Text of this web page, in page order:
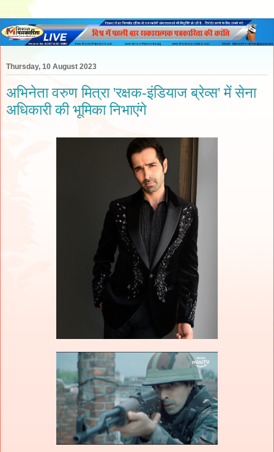
Thursday, 10 August 2023
अभिनेता वरुण मित्रा 'रक्षक-इंडियाज ब्रेव्स' में सेना
अधिकारी की भूमिका निभाएंगे